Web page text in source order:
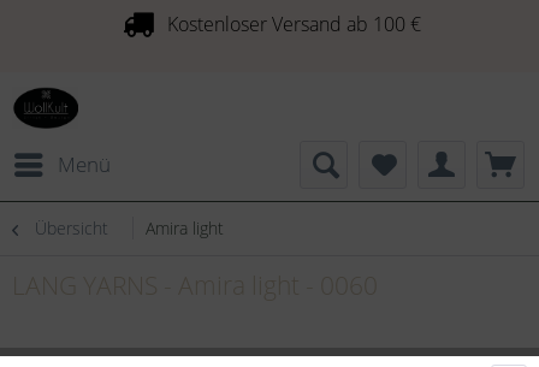
Kostenloser Versand ab 100 €
Menü
Übersicht Amira light